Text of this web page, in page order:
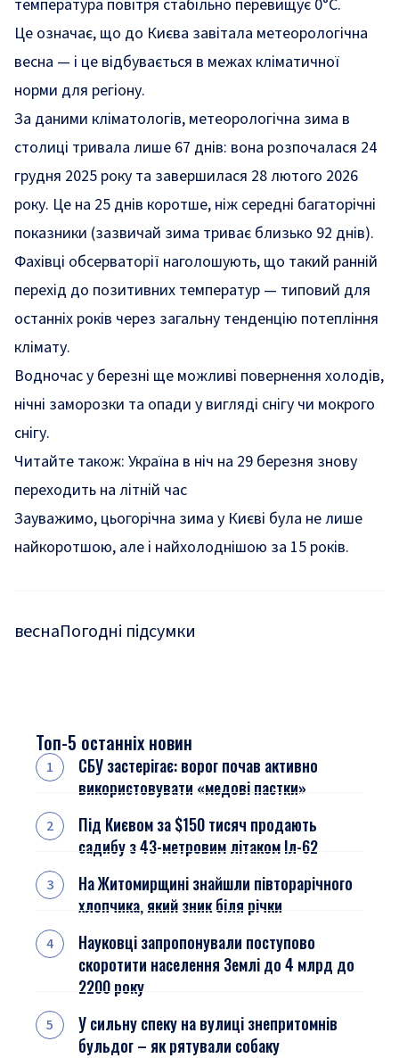
температура повітря стабільно перевищує 0°C.
Це означає, що до Києва завітала метеорологічна
весна — і це відбувається в межах кліматичної
норми для регіону.
За даними кліматологів, метеорологічна зима в
столиці тривала лише 67 днів: вона розпочалася 24
грудня 2025 року та завершилася 28 лютого 2026
року. Це на 25 днів коротше, ніж середні багаторічні
показники (зазвичай зима триває близько 92 днів).
Фахівці обсерваторії наголошують, що такий ранній
перехід до позитивних температур — типовий для
останніх років через загальну тенденцію потепління
клімату.
Водночас у березні ще можливі повернення холодів,
нічні заморозки та опади у вигляді снігу чи мокрого
снігу.
Читайте також: Україна в ніч на 29 березня знову
переходить на літній час
Зауважимо, цьогорічна зима у Києві була не лише
найкоротшою, але і найхолоднішою за 15 років.
веснаПогодні підсумки
Топ-5 останніх новин
СБУ застерігає: ворог почав активно
використовувати «медові пастки»
Під Києвом за $150 тисяч продають
садибу з 43-метровим літаком Іл-62
На Житомирщині знайшли півторарічного
хлопчика, який зник біля річки
Науковці запропонували поступово
скоротити населення Землі до 4 млрд до
2200 року
У сильну спеку на вулиці знепритомнів
бульдог – як рятували собаку